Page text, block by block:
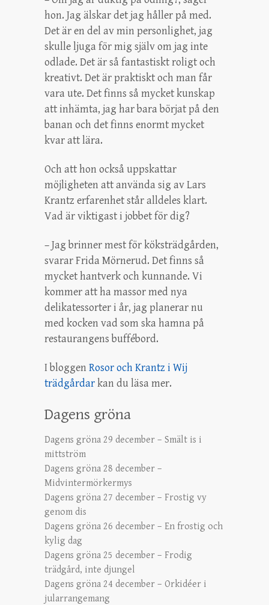
hon. Jag älskar det jag håller på med.
Det är en del av min personlighet, jag
skulle ljuga för mig själv om jag inte
odlade. Det är så fantastiskt roligt och
kreativt. Det är praktiskt och man får
vara ute. Det finns så mycket kunskap
att inhämta, jag har bara börjat på den
banan och det finns enormt mycket
kvar att lära.
Och att hon också uppskattar
möjligheten att använda sig av Lars
Krantz erfarenhet står alldeles klart.
Vad är viktigast i jobbet för dig?
– Jag brinner mest för köksträdgården,
svarar Frida Mörnerud. Det finns så
mycket hantverk och kunnande. Vi
kommer att ha massor med nya
delikatessorter i år, jag planerar nu
med kocken vad som ska hamna på
restaurangens buffébord.
I bloggen Rosor och Krantz i Wij
trädgårdarkan du läsa mer.
Dagens gröna
Dagens gröna 29 december – Smält is i
mittström
Dagens gröna 28 december –
Midvintermörkermys
Dagens gröna 27 december – Frostig vy
genom dis
Dagens gröna 26 december – En frostig och
kylig dag
Dagens gröna 25 december – Frodig
trädgård, inte djungel
Dagens gröna 24 december – Orkidéer i
jularrangemang